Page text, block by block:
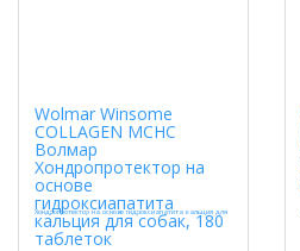
Wolmar Winsome
COLLAGEN MCHC
Волмар
Хондропротектор на
основе
гидроксиапатита
кальция для собак, 180
таблеток